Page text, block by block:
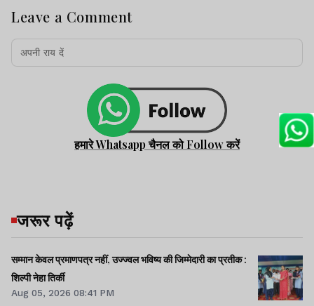
Leave a Comment
हमारे Whatsapp चैनल को Follow करें
जरूर पढ़ें
सम्मान केवल प्रमाणपत्र नहीं, उज्ज्वल भविष्य की जिम्मेदारी का प्रतीक :
शिल्पी नेहा तिर्की
Aug 05, 2026 08:41 PM